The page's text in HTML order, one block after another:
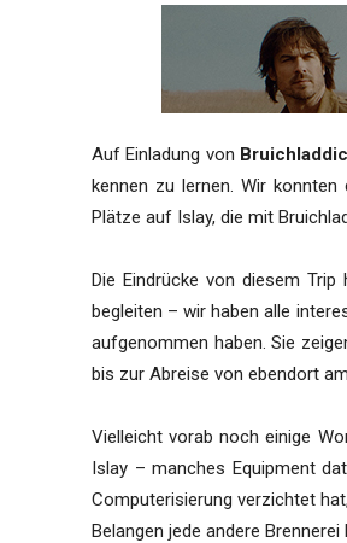
Auf Einladung von
kennen zu lernen. Wir
Plätze auf Islay, die mit
Die Eindrücke von diesem
begleiten – wir haben alle
aufgenommen haben. Sie
bis zur Abreise von ebendort
Vielleicht vorab noch einige
Islay – manches Equipment
Computerisierung verzichtet
Belangen jede andere Brennerei